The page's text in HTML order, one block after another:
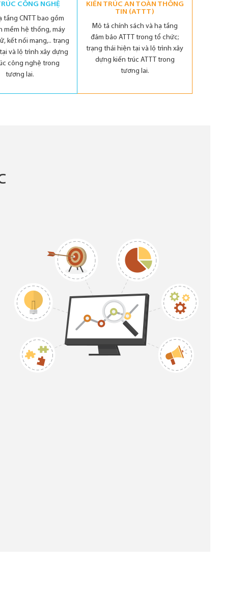
CÔNG NGHỆ
tầng CNTT bao gồm
mềm hệ thống, máy
kết nối mạng,.. trạng
và lộ trình xây dựng
công nghệ trong
tương lai.
KIẾN TRÚC AN TOÀN THÔNG
TIN (ATTT)
Mô tả chính sách và hạ tầng
đảm bảo ATTT trong tổ chức;
trạng thái hiện tại và lộ trình xây
dựng kiến trúc ATTT trong
tương lai.